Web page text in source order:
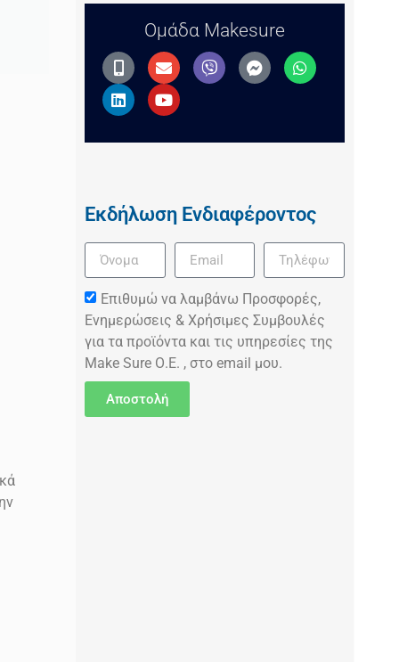
Ομάδα Makesure
Εκδήλωση Ενδιαφέροντος
Επιθυμώ να λαμβάνω Προσφορές,
Ενημερώσεις & Χρήσιμες Συμβουλές
για τα προϊόντα και τις υπηρεσίες της
Make Sure Ο.Ε. , στο email μου.
Αποστολή